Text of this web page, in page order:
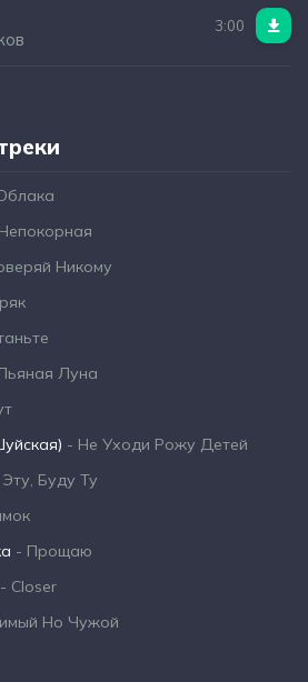
3:00
Никому
Луна
- Не Уходи Рожу Детей
Буду Ту
- Прощаю
- Closer
Но Чужой